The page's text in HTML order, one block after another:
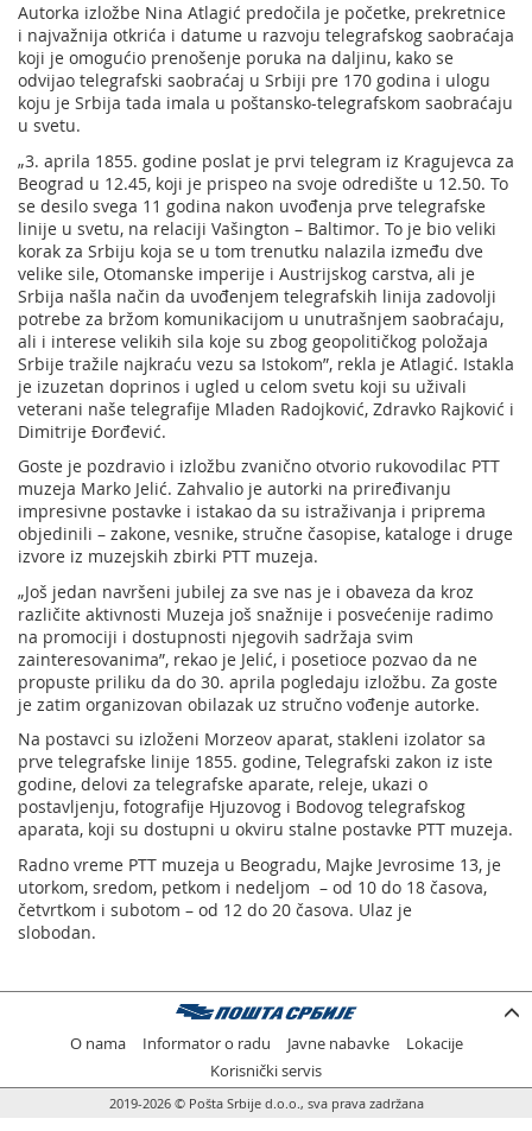
Autorka izložbe Nina Atlagić predočila je početke, prekretnice
i najvažnija otkrića i datume u razvoju telegrafskog saobraćaja
koji je omogućio prenošenje poruka na daljinu, kako se
odvijao telegrafski saobraćaj u Srbiji pre 170 godina i ulogu
koju je Srbija tada imala u poštansko-telegrafskom saobraćaju
u svetu.
„3. aprila 1855. godine poslat je prvi telegram iz Kragujevca za
Beograd u 12.45, koji je prispeo na svoje odredište u 12.50. To
se desilo svega 11 godina nakon uvođenja prve telegrafske
linije u svetu, na relaciji Vašington – Baltimor. To je bio veliki
korak za Srbiju koja se u tom trenutku nalazila između dve
velike sile, Otomanske imperije i Austrijskog carstva, ali je
Srbija našla način da uvođenjem telegrafskih linija zadovolji
potrebe za bržom komunikacijom u unutrašnjem saobraćaju,
ali i interese velikih sila koje su zbog geopolitičkog položaja
Srbije tražile najkraću vezu sa Istokom”, rekla je Atlagić. Istakla
je izuzetan doprinos i ugled u celom svetu koji su uživali
veterani naše telegrafije Mladen Radojković, Zdravko Rajković i
Dimitrije Đorđević.
Goste je pozdravio i izložbu zvanično otvorio rukovodilac PTT
muzeja Marko Jelić. Zahvalio je autorki na priređivanju
impresivne postavke i istakao da su istraživanja i priprema
objedinili – zakone, vesnike, stručne časopise, kataloge i druge
izvore iz muzejskih zbirki PTT muzeja.
„Još jedan navršeni jubilej za sve nas je i obaveza da kroz
različite aktivnosti Muzeja još snažnije i posvećenije radimo
na promociji i dostupnosti njegovih sadržaja svim
zainteresovanima”, rekao je Jelić, i posetioce pozvao da ne
propuste priliku da do 30. aprila pogledaju izložbu. Za goste
je zatim organizovan obilazak uz stručno vođenje autorke.
Na postavci su izloženi Morzeov aparat, stakleni izolator sa
prve telegrafske linije 1855. godine, Telegrafski zakon iz iste
godine, delovi za telegrafske aparate, releje, ukazi o
postavljenju, fotografije Hjuzovog i Bodovog telegrafskog
aparata, koji su dostupni u okviru stalne postavke PTT muzeja.
Radno vreme PTT muzeja u Beogradu, Majke Jevrosime 13, je
utorkom, sredom, petkom i nedeljom – od 10 do 18 časova,
četvrtkom i subotom – od 12 do 20 časova. Ulaz je
slobodan.
O nama Informator o radu Javne nabavke
Lokacije
Korisnički servis
2019-2026 © Pošta Srbije d.o.o., sva prava zadržana